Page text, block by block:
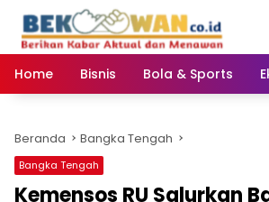
konten
Home
Bisnis Bola & Sports
Beranda Bangka Tengah
Bangka Tengah
‎Kemensos RU Salurkan